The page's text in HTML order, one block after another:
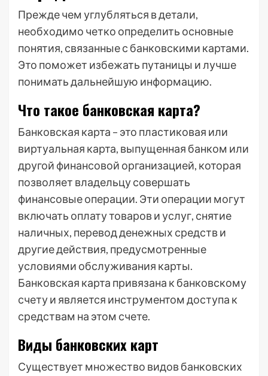
Прежде чем углубляться в детали,
необходимо четко определить основные
понятия, связанные с банковскими картами.
Это поможет избежать путаницы и лучше
понимать дальнейшую информацию.
Что такое банковская карта?
Банковская карта – это пластиковая или
виртуальная карта, выпущенная банком или
другой финансовой организацией, которая
позволяет владельцу совершать
финансовые операции. Эти операции могут
включать оплату товаров и услуг, снятие
наличных, перевод денежных средств и
другие действия, предусмотренные
условиями обслуживания карты.
Банковская карта привязана к банковскому
счету и является инструментом доступа к
средствам на этом счете.
Виды банковских карт
Существует множество видов банковских